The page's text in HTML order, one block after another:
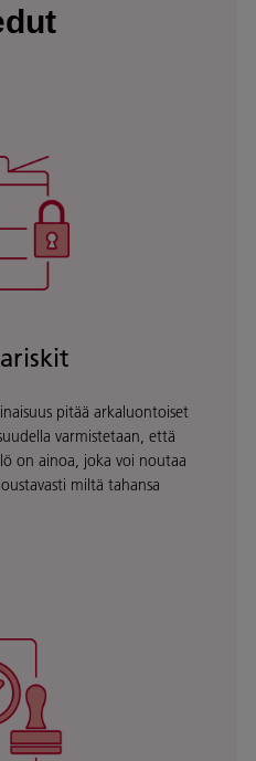
pitää arkaluontoiset
varmistetaan, että
on ainoa, joka voi noutaa
miltä tahansa